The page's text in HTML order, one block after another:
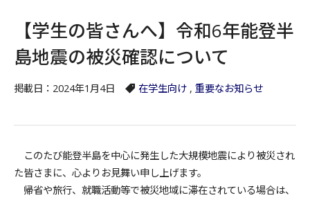
【学生の皆さんへ】令和6年能登半
島地震の被災確認について
掲載日：2024年1月4日 在学生向け , 重要なお知らせ
このたび能登半島を中心に発生した大規模地震により被災され
た皆さまに、心よりお見舞い申し上げます。
帰省や旅行、就職活動等で被災地域に滞在されている場合は、